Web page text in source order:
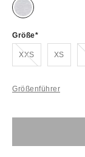
Größe
XXSAusverkauft!
XS
Größenführer